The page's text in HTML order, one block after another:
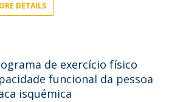
DETAILS
de exercício físico
funcional da pessoa
isquémica